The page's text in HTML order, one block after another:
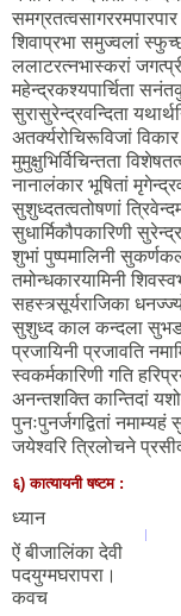
शिवाप्रभा समुज्वलां
ललाटरत्नभास्करां
महेन्द्रकश्यपार्चिता
सुरासुरेन्द्रवन्दिता
अतर्क्यरोचिरूविजां विकार
मुमुक्षुभिर्विचिन्तता
नानालंकार भूषितां
सुशुध्दतत्वतोषणां
सुधार्मिकौपकारिणी
शुभां पुष्पमालिनी
तमोन्धकारयामिनी
सहस्त्र्सूर्यराजिका
सुशुध्द काल कन्दला
प्रजायिनी प्रजावति
स्वकर्मकारिणी गति
अनन्तशक्ति कान्तिदां
पुनःपुनर्जगद्वितां नमाम्यहं
जयेश्वरि त्रिलोचने
६) कात्यायनी षष्टम :
ध्यान
ऐं बीजालिंका देवी
पदयुग्मघरापरा।
कवच